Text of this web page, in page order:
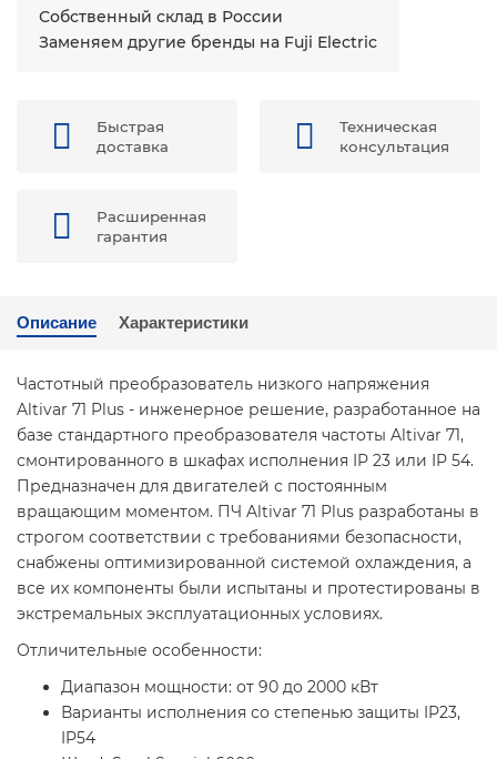
Собственный склад в России
Заменяем другие бренды на Fuji Electric
Быстрая
доставка
Техническая
консультация
Расширенная
гарантия
Описание Характеристики
Частотный преобразователь низкого напряжения
Altivar 71 Plus - инженерное решение, разработанное на
базе стандартного преобразователя частоты Altivar 71,
смонтированного в шкафах исполнения IP 23 или IP 54.
Предназначен для двигателей с постоянным
вращающим моментом. ПЧ Altivar 71 Plus разработаны в
строгом соответствии с требованиями безопасности,
снабжены оптимизированной системой охлаждения, а
все их компоненты были испытаны и протестированы в
экстремальных эксплуатационных условиях.
Отличительные особенности:
Диапазон мощности: от 90 до 2000 кВт
Варианты исполнения со степенью защиты IP23,
IP54